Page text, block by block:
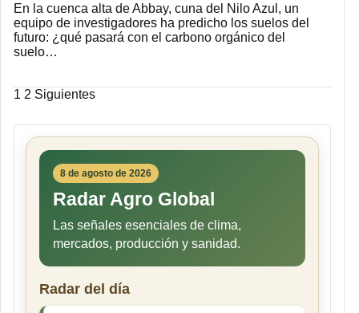
En la cuenca alta de Abbay, cuna del Nilo Azul, un
equipo de investigadores ha predicho los suelos del
futuro: ¿qué pasará con el carbono orgánico del
suelo…
Paginación
de
entradas
1 2 Siguientes
8 de agosto de 2026
Radar Agro Global
Las señales esenciales de clima,
mercados, producción y sanidad.
Radar del día